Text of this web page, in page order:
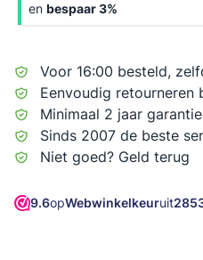
en bespaar3%
Voor 16:00 besteld,
Eenvoudig retourneren
Minimaal 2 jaar
Sinds 2007 de beste
Niet goed? Geld terug
9.6opWebwinkelkeuruit